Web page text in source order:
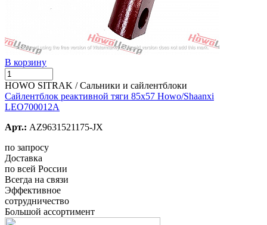
В корзину
HOWO SITRAK / Сальники и сайлентблоки
Сайлентблок реактивной тяги 85х57 Howo/Shaanxi
LEO700012A
Арт.: AZ9631521175-JX
по запросу
Доставка
по всей России
Всегда на связи
Эффективное
сотрудничество
Большой ассортимент